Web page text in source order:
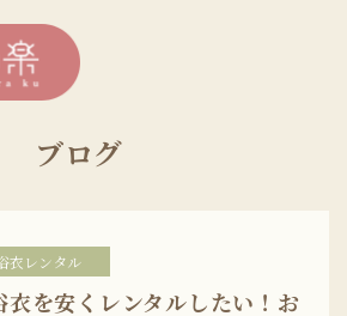
ブログ
衣レンタル
衣を安くレンタルしたい！お